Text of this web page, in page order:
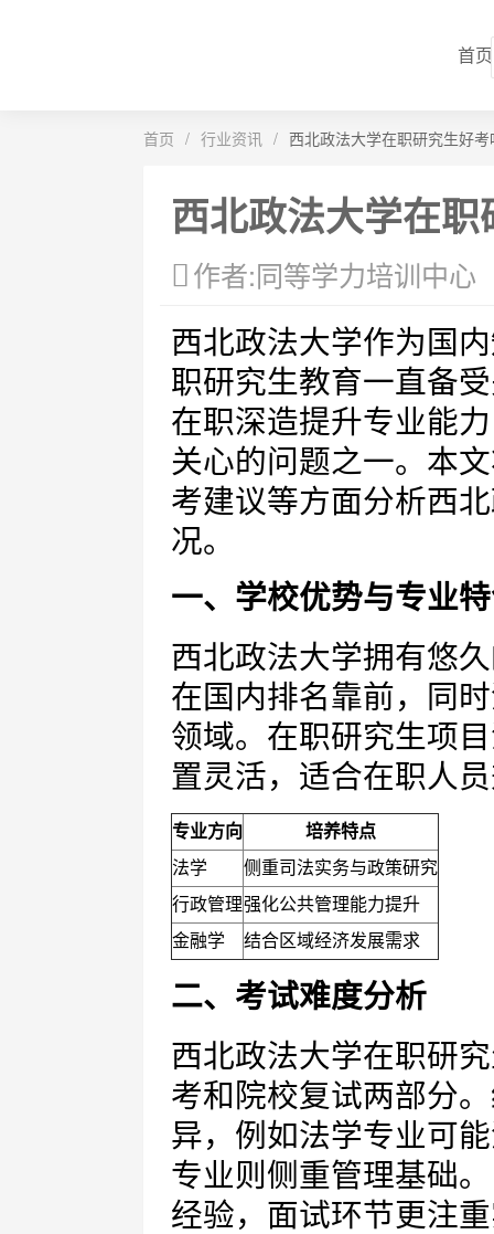
首页
首页 / 行业资讯 / 西北政法大学在职研究生好考
西北政法大学在
作者:同等学力培训中心
西北政法大学作为国
职研究生教育一直备
在职深造提升专业能
关心的问题之一。本
考建议等方面分析西
况。
一、学校优势与专业
西北政法大学拥有悠
在国内排名靠前，同
领域。在职研究生项
置灵活，适合在职人
专业方向
培养特点
法学
侧重司法实务与政策研究
行政管理强化公共管理能力提升
金融学
结合区域经济发展需求
二、考试难度分析
西北政法大学在职研
考和院校复试两部分
异，例如法学专业可
专业则侧重管理基础
经验，面试环节更注